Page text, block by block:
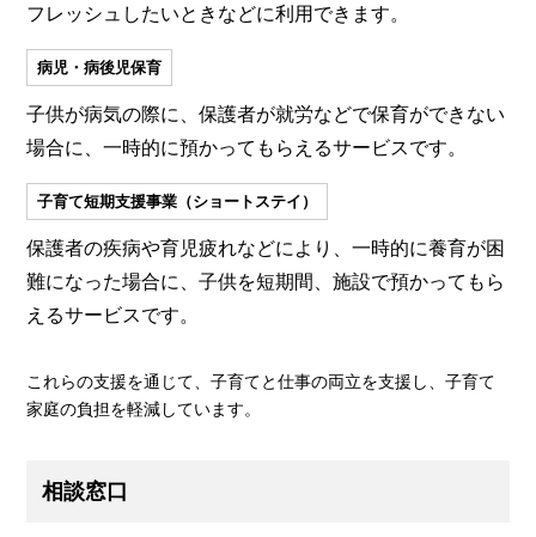
フレッシュしたいときなどに利用できます。
病児・病後児保育
子供が病気の際に、保護者が就労などで保育ができない
場合に、一時的に預かってもらえるサービスです。
子育て短期支援事業（ショートステイ）
保護者の疾病や育児疲れなどにより、一時的に養育が困
難になった場合に、子供を短期間、施設で預かってもら
えるサービスです。
これらの支援を通じて、子育てと仕事の両立を支援し、子育て
家庭の負担を軽減しています。
相談窓口